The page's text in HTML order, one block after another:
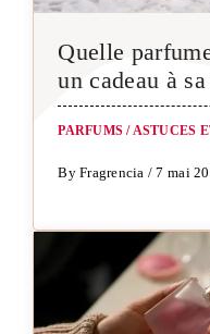
Quelle
un cadeau à
PARFUMS / ASTUCES
By Fragrencia / 7 mai